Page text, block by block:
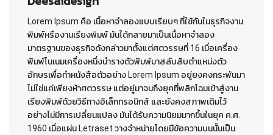
Lorem Ipsum คือ เนื้อหาจำลองแบบเรียบๆ ที่ใช้กันในธุรกิจงาน
พิมพ์หรืองานเรียงพิมพ์ มันได้กลายมาเป็นเนื้อหาจำลอง
มาตรฐานของธุรกิจดังกล่าวมาตั้งแต่ศตวรรษที่ 16 เมื่อเครื่อง
พิมพ์โนเนมเครื่องหนึ่งนำรางตัวพิมพ์มาสลับสับตำแหน่งตัว
อักษรเพื่อทำหนังสือตัวอย่าง Lorem Ipsum อยู่ยงคงกระพันมา
ไม่ใช่แค่เพียงห้าศตวรรษ แต่อยู่มาจนถึงยุคที่พลิกโฉมเข้าสู่งาน
เรียงพิมพ์ด้วยวิธีทางอิเล็กทรอนิกส์ และยังคงสภาพเดิมไว้
อย่างไม่มีการเปลี่ยนแปลง มันได้รับความนิยมมากขึ้นในยุค ค.ศ.
1960 เมื่อแผ่น Letraset วางจำหน่ายโดยมีข้อความบนนั้นเป็น